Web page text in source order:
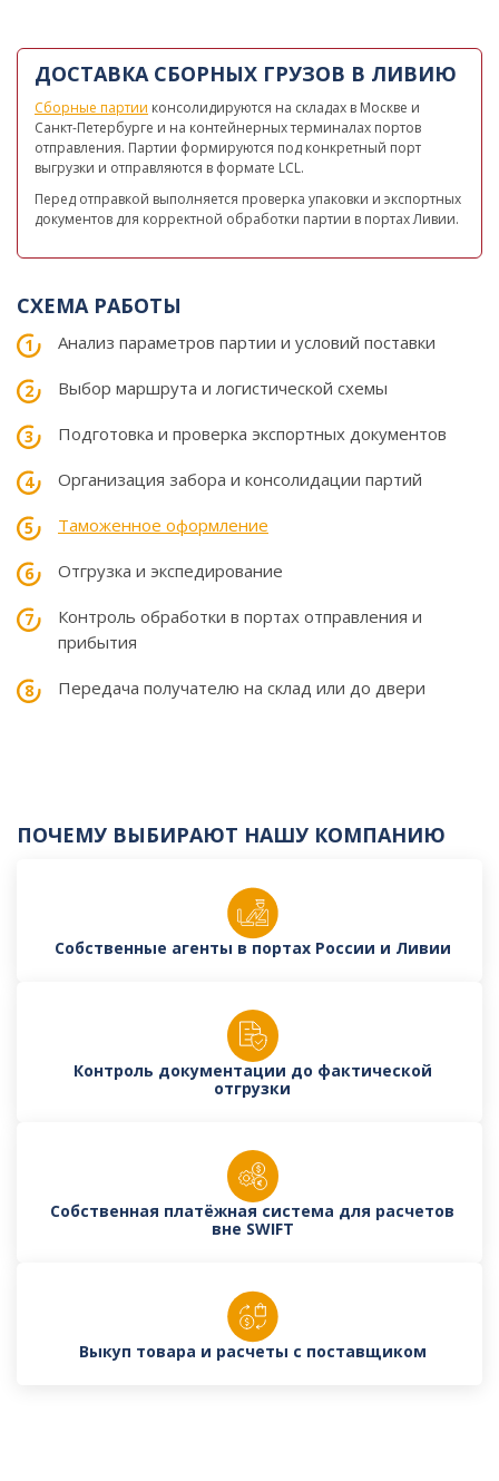
ДОСТАВКА СБОРНЫХ ГРУЗОВ В ЛИВИЮ
Сборные партии консолидируются на складах в Москве и
Санкт-Петербурге и на контейнерных терминалах портов
отправления. Партии формируются под конкретный порт
выгрузки и отправляются в формате LCL.
Перед отправкой выполняется проверка упаковки и экспортных
документов для корректной обработки партии в портах Ливии.
СХЕМА РАБОТЫ
Анализ параметров партии и условий поставки
Выбор маршрута и логистической схемы
Подготовка и проверка экспортных документов
Организация забора и консолидации партий
Таможенное оформление
Отгрузка и экспедирование
Контроль обработки в портах отправления и
прибытия
Передача получателю на склад или до двери
ПОЧЕМУ ВЫБИРАЮТ НАШУ КОМПАНИЮ
Собственные агенты в портах России и Ливии
Контроль документации до фактической
отгрузки
Собственная платёжная система для расчетов
вне SWIFT
Выкуп товара и расчеты с поставщиком